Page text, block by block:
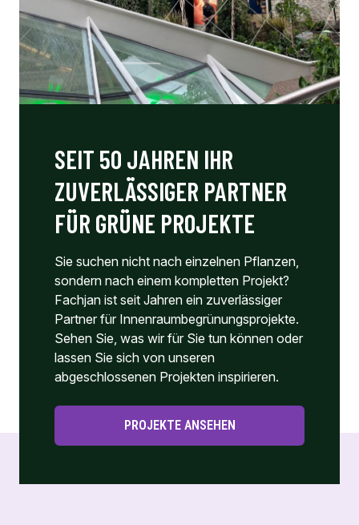
SEIT 50 JAHREN IHR
ZUVERLÄSSIGER PARTNER
FÜR GRÜNE PROJEKTE
Sie suchen nicht nach einzelnen Pflanzen,
sondern nach einem kompletten Projekt?
Fachjan ist seit Jahren ein zuverlässiger
Partner für Innenraumbegrünungsprojekte.
Sehen Sie, was wir für Sie tun können oder
lassen Sie sich von unseren
abgeschlossenen Projekten inspirieren.
PROJEKTE ANSEHEN